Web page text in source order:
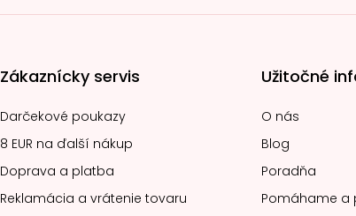
Zákaznícky servis
Darčekové poukazy
8 EUR na ďalší nákup
Doprava a platba
Reklamácia a vrátenie tovaru
Užitočné
O nás
Blog
Poradňa
Pomáhame a